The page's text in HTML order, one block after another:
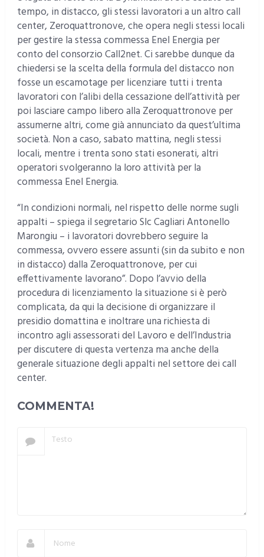
tempo, in distacco, gli stessi lavoratori a un altro call
center, Zeroquattronove, che opera negli stessi locali
per gestire la stessa commessa Enel Energia per
conto del consorzio Call2net. Ci sarebbe dunque da
chiedersi se la scelta della formula del distacco non
fosse un escamotage per licenziare tutti i trenta
lavoratori con l’alibi della cessazione dell’attività per
poi lasciare campo libero alla Zeroquattronove per
assumerne altri, come già annunciato da quest’ultima
società. Non a caso, sabato mattina, negli stessi
locali, mentre i trenta sono stati esonerati, altri
operatori svolgeranno la loro attività per la
commessa Enel Energia.
“In condizioni normali, nel rispetto delle norme sugli
appalti – spiega il segretario Slc Cagliari Antonello
Marongiu – i lavoratori dovrebbero seguire la
commessa, ovvero essere assunti (sin da subito e non
in distacco) dalla Zeroquattronove, per cui
effettivamente lavorano”. Dopo l’avvio della
procedura di licenziamento la situazione si è però
complicata, da qui la decisione di organizzare il
presidio domattina e inoltrare una richiesta di
incontro agli assessorati del Lavoro e dell’Industria
per discutere di questa vertenza ma anche della
generale situazione degli appalti nel settore dei call
center.
COMMENTA!